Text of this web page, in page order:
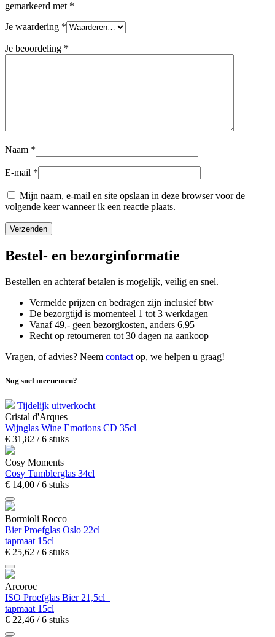
gemarkeerd met *
Je waardering *
Je beoordeling *
Naam *
E-mail *
Mijn naam, e-mail en site opslaan in deze browser voor de
volgende keer wanneer ik een reactie plaats.
Bestel- en bezorginformatie
Bestellen en achteraf betalen is mogelijk, veilig en snel.
Vermelde prijzen en bedragen zijn inclusief btw
De bezorgtijd is momenteel 1 tot 3 werkdagen
Vanaf 49,- geen bezorgkosten, anders 6,95
Recht op retourneren tot 30 dagen na aankoop
Vragen, of advies? Neem contact op, we helpen u graag!
Nog snel meenemen?
Tijdelijk uitverkocht
Cristal d'Arques
Wijnglas Wine Emotions CD 35cl
€ 31,82 / 6 stuks
Cosy Moments
Cosy Tumblerglas 34cl
€ 14,00 / 6 stuks
Bormioli Rocco
Bier Proefglas Oslo 22cl
tapmaat 15cl
€ 25,62 / 6 stuks
Arcoroc
ISO Proefglas Bier 21,5cl
tapmaat 15cl
€ 22,46 / 6 stuks